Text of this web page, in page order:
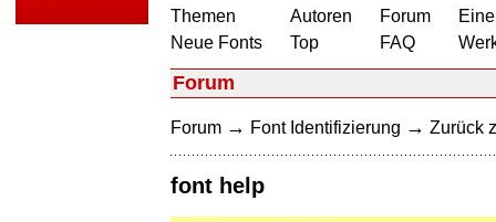
Themen
Neue Fonts
Autoren
Top
Forum
FAQ
Forum
Forum → Font Identifizierung → Zurück
font help